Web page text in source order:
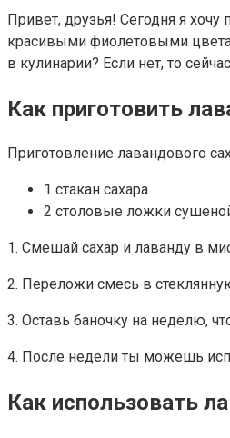
Привет, друзья! Сегодня я
красивыми фиолетовыми
в кулинарии? Если нет, то
Как приготовить
Приготовление лавандового
1 стакан сахара
2 столовые ложки
1. Смешай сахар и лаванду в
2. Переложи смесь в
3. Оставь баночку на неделю,
4. После недели ты можешь
Как использовать